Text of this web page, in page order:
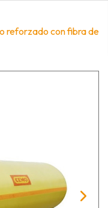
reforzado con fibra de